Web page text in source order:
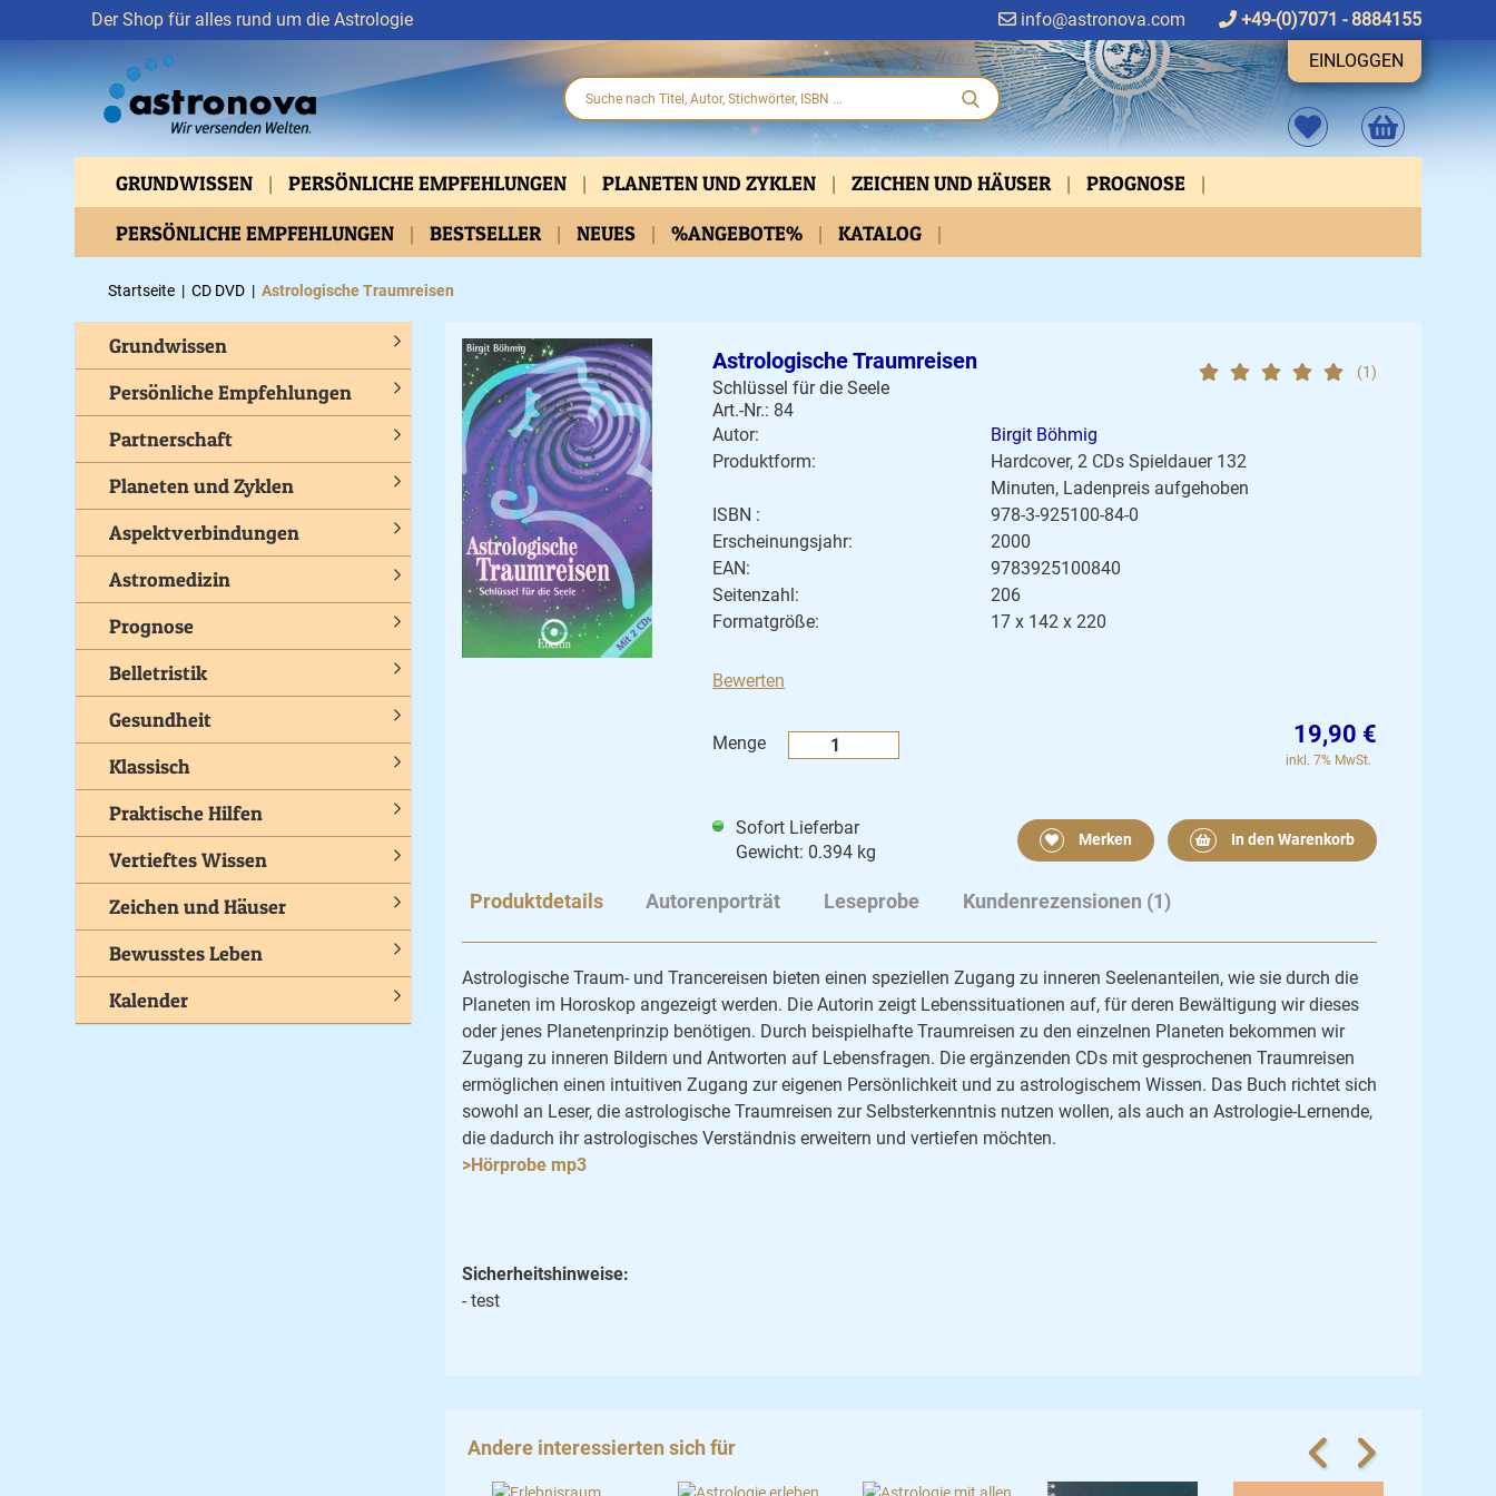
Der Shop für alles rund um die Astrologie info@astronova.com
+49-(0)7071 - 8884155
EINLOGGEN
GRUNDWISSEN PERSÖNLICHE EMPFEHLUNGEN PLANETEN UND ZYKLEN ZEICHEN UND HÄUSER PROGNOSE
VERTIEFTES WISSEN ASTROMEDIZIN PARTNERSCHAFT KLASSISCH PRAKTISCHE HILFEN
BEWUSSTES LEBEN GESUNDHEIT
PERSÖNLICHE EMPFEHLUNGEN BESTSELLER NEUES %ANGEBOTE% KATALOG
Startseite | CD DVD | Astrologische Traumreisen
Grundwissen
Persönliche Empfehlungen
Partnerschaft
Planeten und Zyklen
Aspektverbindungen
Astromedizin
Prognose
Belletristik
Gesundheit
Klassisch
Praktische Hilfen
Vertieftes Wissen
Zeichen und Häuser
Bewusstes Leben
Kalender
(1)
Astrologische Traumreisen
Schlüssel für die Seele
Art.-Nr.: 84
Autor:
Birgit Böhmig
Produktform:
Hardcover, 2 CDs Spieldauer 132
Minuten, Ladenpreis aufgehoben
ISBN :
978-3-925100-84-0
Erscheinungsjahr:
2000
EAN:
9783925100840
Seitenzahl:
206
Formatgröße:
17 x 142 x 220
Bewerten
Menge 19,90 €
inkl. 7% MwSt.
Sofort Lieferbar
Gewicht: 0.394 kg
Merken In den Warenkorb
Produktdetails Autorenporträt Leseprobe Kundenrezensionen (1)
Astrologische Traum- und Trancereisen bieten einen speziellen Zugang zu inneren Seelenanteilen, wie sie durch die
Planeten im Horoskop angezeigt werden. Die Autorin zeigt Lebenssituationen auf, für deren Bewältigung wir dieses
oder jenes Planetenprinzip benötigen. Durch beispielhafte Traumreisen zu den einzelnen Planeten bekommen wir
Zugang zu inneren Bildern und Antworten auf Lebensfragen. Die ergänzenden CDs mit gesprochenen Traumreisen
ermöglichen einen intuitiven Zugang zur eigenen Persönlichkeit und zu astrologischem Wissen. Das Buch richtet sich
sowohl an Leser, die astrologische Traumreisen zur Selbsterkenntnis nutzen wollen, als auch an Astrologie-Lernende,
die dadurch ihr astrologisches Verständnis erweitern und vertiefen möchten.
>Hörprobe mp3
Sicherheitshinweise:
- test
Andere interessierten sich für